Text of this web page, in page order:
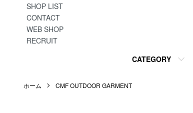
SHOP LIST
CONTACT
WEB SHOP
RECRUIT
CATEGORY
ホーム CMF OUTDOOR GARMENT